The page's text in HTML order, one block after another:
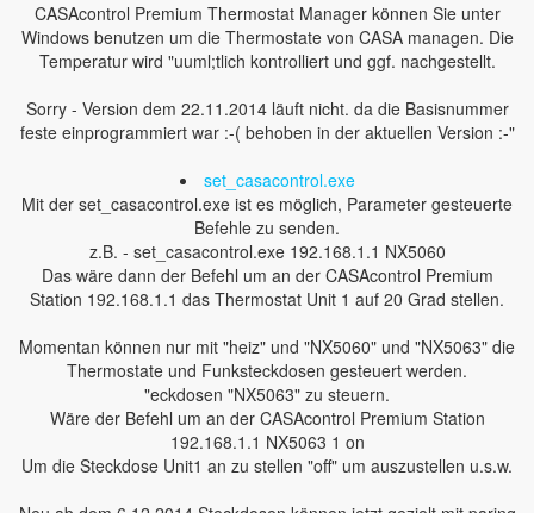
CASAcontrol Premium Thermostat Manager können Sie unter
Windows benutzen um die Thermostate von CASA managen. Die
Temperatur wird "uuml;tlich kontrolliert und ggf. nachgestellt.
Sorry - Version dem 22.11.2014 läuft nicht. da die Basisnummer
feste einprogrammiert war :-( behoben in der aktuellen Version :-"
set_casacontrol.exe
Mit der set_casacontrol.exe ist es möglich, Parameter gesteuerte
Befehle zu senden.
z.B. - set_casacontrol.exe 192.168.1.1 NX5060
Das wäre dann der Befehl um an der CASAcontrol Premium
Station 192.168.1.1 das Thermostat Unit 1 auf 20 Grad stellen.
Momentan können nur mit "heiz" und "NX5060" und "NX5063" die
Thermostate und Funksteckdosen gesteuert werden.
"eckdosen "NX5063" zu steuern.
Wäre der Befehl um an der CASAcontrol Premium Station
192.168.1.1 NX5063 1 on
Um die Steckdose Unit1 an zu stellen "off" um auszustellen u.s.w.